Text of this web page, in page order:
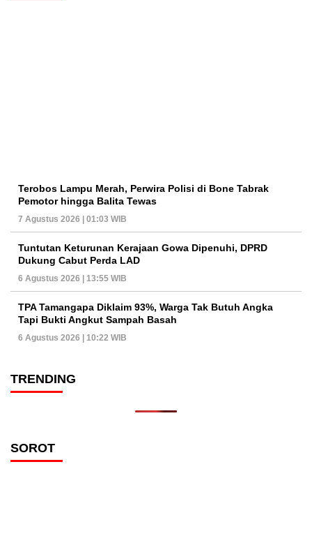
Terobos Lampu Merah, Perwira Polisi di Bone Tabrak
Pemotor hingga Balita Tewas
7 Agustus 2026 | 01:03 WIB
Tuntutan Keturunan Kerajaan Gowa Dipenuhi, DPRD
Dukung Cabut Perda LAD
6 Agustus 2026 | 13:55 WIB
TPA Tamangapa Diklaim 93%, Warga Tak Butuh Angka
Tapi Bukti Angkut Sampah Basah
6 Agustus 2026 | 10:22 WIB
TRENDING
SOROT